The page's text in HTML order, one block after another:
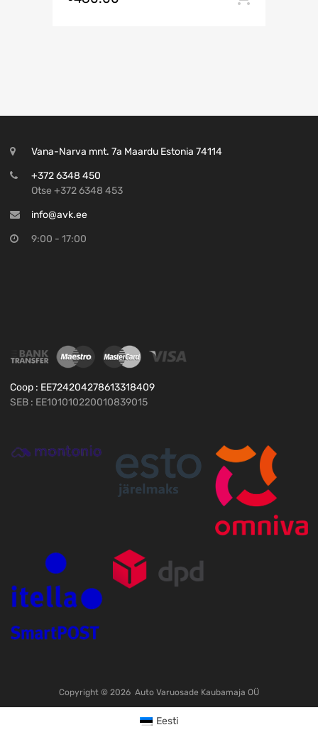
Vana-Narva mnt. 7a Maardu Estonia 74114
+372 6348 450
Otse +372 6348 453
info@avk.ee
9:00 - 17:00
Coop : EE724204278613318409
SEB : EE101010220010839015
Copyright © 2026 Auto Varuosade Kaubamaja OÜ
Eesti